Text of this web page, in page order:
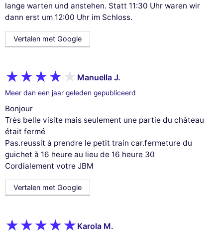
lange warten und anstehen. Statt 11:30 Uhr waren wir
dann erst um 12:00 Uhr im Schloss.
Vertalen met Google
Manuella J.
Meer dan een jaar geleden gepubliceerd
Bonjour
Très belle visite mais seulement une partie du château
était fermé
Pas.reussit à prendre le petit train car.fermeture du
guichet à 16 heure au lieu de 16 heure 30
Cordialement votre JBM
Vertalen met Google
Karola M.